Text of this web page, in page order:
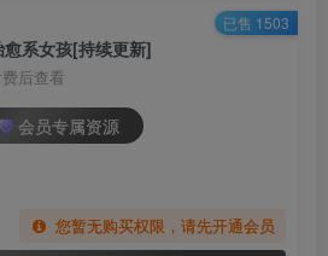
系女孩[持续更新]
后查看
会员专属资源
您暂无购买权限，请先开通会员
已售 1503